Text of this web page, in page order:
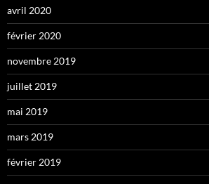
avril 2020
février 2020
novembre 2019
juillet 2019
mai 2019
mars 2019
février 2019